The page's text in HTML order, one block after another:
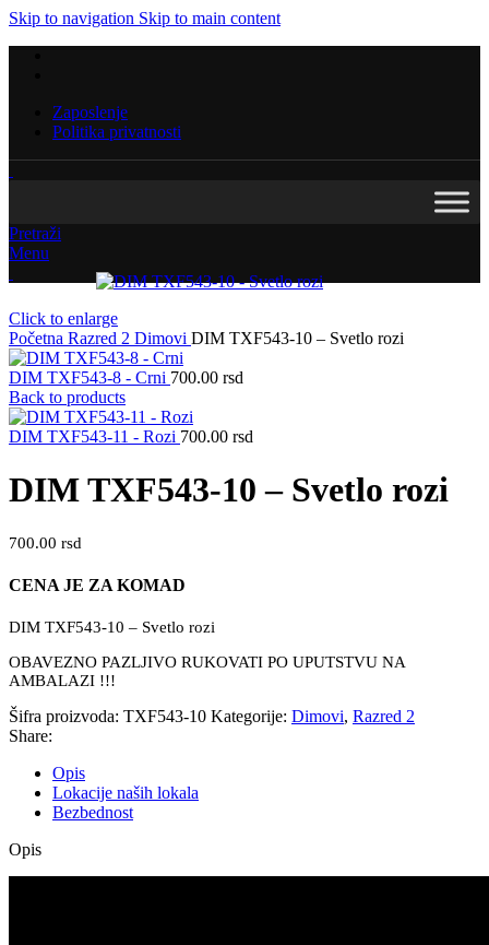
Skip to navigation Skip to main content
Zaposlenje
Politika privatnosti
Pretraži
Menu
Click to enlarge
Početna Razred 2 Dimovi DIM TXF543-10 – Svetlo rozi
DIM TXF543-8 - Crni 700.00 rsd
Back to products
DIM TXF543-11 - Rozi 700.00 rsd
DIM TXF543-10 – Svetlo rozi
700.00 rsd
CENA JE ZA KOMAD
DIM TXF543-10 – Svetlo rozi
OBAVEZNO PAZLJIVO RUKOVATI PO UPUTSTVU NA
AMBALAZI !!!
Šifra proizvoda: TXF543-10 Kategorije: Dimovi, Razred 2
Share:
Opis
Lokacije naših lokala
Bezbednost
Opis